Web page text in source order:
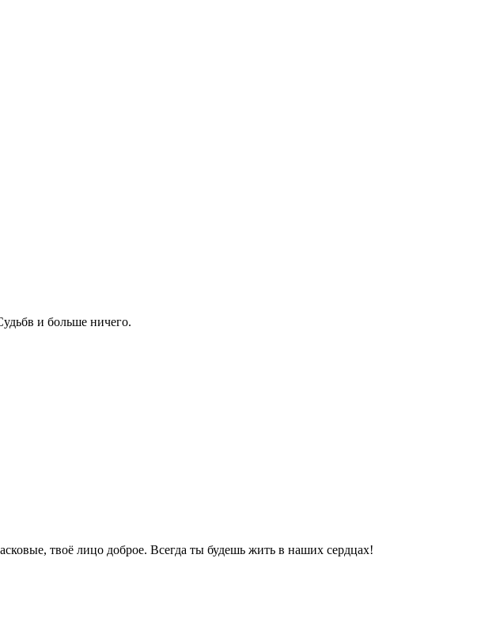
и больше ничего.
твоё лицо доброе. Всегда ты будешь жить в наших сердцах!